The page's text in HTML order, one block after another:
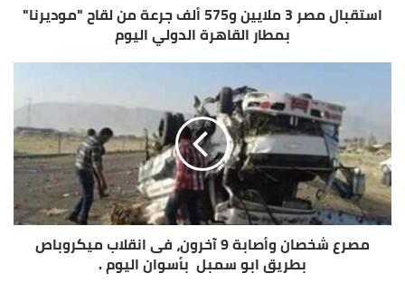
استقبال مصر 3 ملايين و575 ألف جرعة من لقاح "موديرنا"
بمطار القاهرة الدولي اليوم
مصرع شخصان وأصابة 9 آخرون، فى انقلاب ميكروباص
بطريق ابو سمبل بأسوان اليوم .